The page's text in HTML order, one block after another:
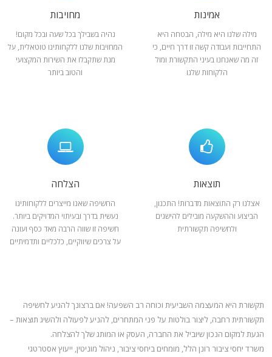
אמינות
מילה שלנו היא מילה, הבטחה היא
התחייבות ועבודה קשה זו דרך חיים, כי
זה מה שאנחנו בעיני התקשורת ומול
הלקוחות שלנו
מחויבות
נהיה בשבילך בכל שעה ובכל מקום!
המחויבות שלנו ללקחותינו טוטאלית, על
מנת שתקבלו את השירות המקצועי
והטוב ביותר
תוצאות
אצלנו רק התוצאות מדברות! התכנון,
הביצוע וההשקעה מובילים להישגים
ולחשיפה תקשורתית
הצלחה
החשיפה שאנו מייצרים ללקוחותינו
נעשית בדרך ובעיתוי המדויקים ביותר.
חשיפה זו שווה הרבה מאד כסף ועונה
על צרכים שיווקיים, כלכליים ותדמיתיים
תקשורת היא המעצמה השביעית וכוחה רב השפעה! אם ברצונך להגיע לחשיפה
תקשורתית רחבה, ליצור בולטות על פני המתחרים, להניעלפעולה ולהשיג תוצאות –
הגעת למקום הנכון שיוביל את החברה, העסק או המותג שלך להצלחה.
משרד יחסי ציבור רונן הלל, מומחים ביחסי ציבור, ניהול מוניטין, ייעוץ אסטרטגי